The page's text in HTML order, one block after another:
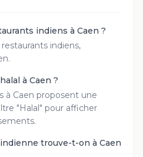
indiens à Caen ?
indiens,
à Caen ?
à Caen proposent une
"Halal" pour afficher
trouve-t-on à Caen